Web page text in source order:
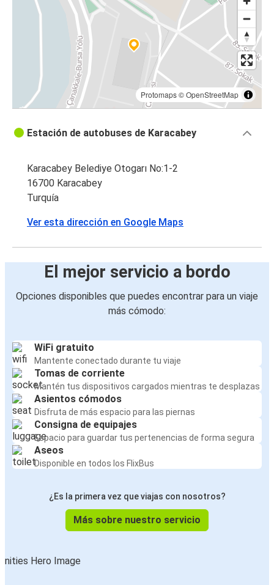
Protomaps©OpenStreetMap
Estación de autobuses de Karacabey
Karacabey Belediye Otogarı No:1-2
16700 Karacabey
Turquía
Ver esta dirección en Google Maps
El mejor servicio a bordo
Opciones disponibles que puedes encontrar para un viaje
más cómodo:
WiFi gratuito
Mantente conectado durante tu viaje
Tomas de corriente
Mantén tus dispositivos cargados mientras te desplazas
Asientos cómodos
Disfruta de más espacio para las piernas
Consigna de equipajes
Espacio para guardar tus pertenencias de forma segura
Aseos
Disponible en todos los FlixBus
¿Es la primera vez que viajas con nosotros?
Más sobre nuestro servicio